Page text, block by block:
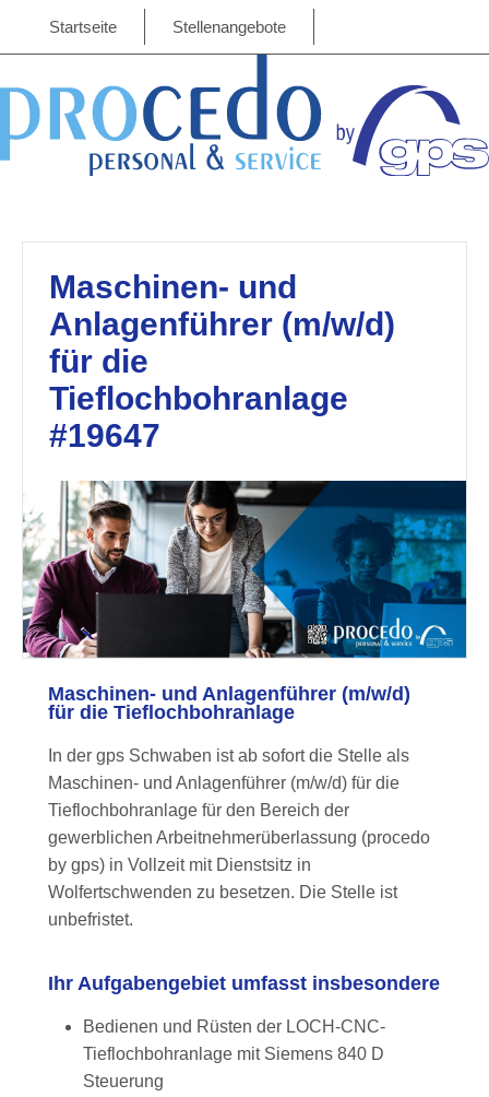
Startseite Stellenangebote
Maschinen- und
Anlagenführer (m/w/d)
für die
Tieflochbohranlage
#19647
Maschinen- und Anlagenführer (m/w/d)
für die Tieflochbohranlage
In der gps Schwaben ist ab sofort die Stelle als
Maschinen- und Anlagenführer (m/w/d) für die
Tieflochbohranlage für den Bereich der
gewerblichen Arbeitnehmerüberlassung (procedo
by gps) in Vollzeit mit Dienstsitz in
Wolfertschwenden zu besetzen. Die Stelle ist
unbefristet.
Ihr Aufgabengebiet umfasst insbesondere
Bedienen und Rüsten der LOCH-CNC-
Tieflochbohranlage mit Siemens 840 D
Steuerung